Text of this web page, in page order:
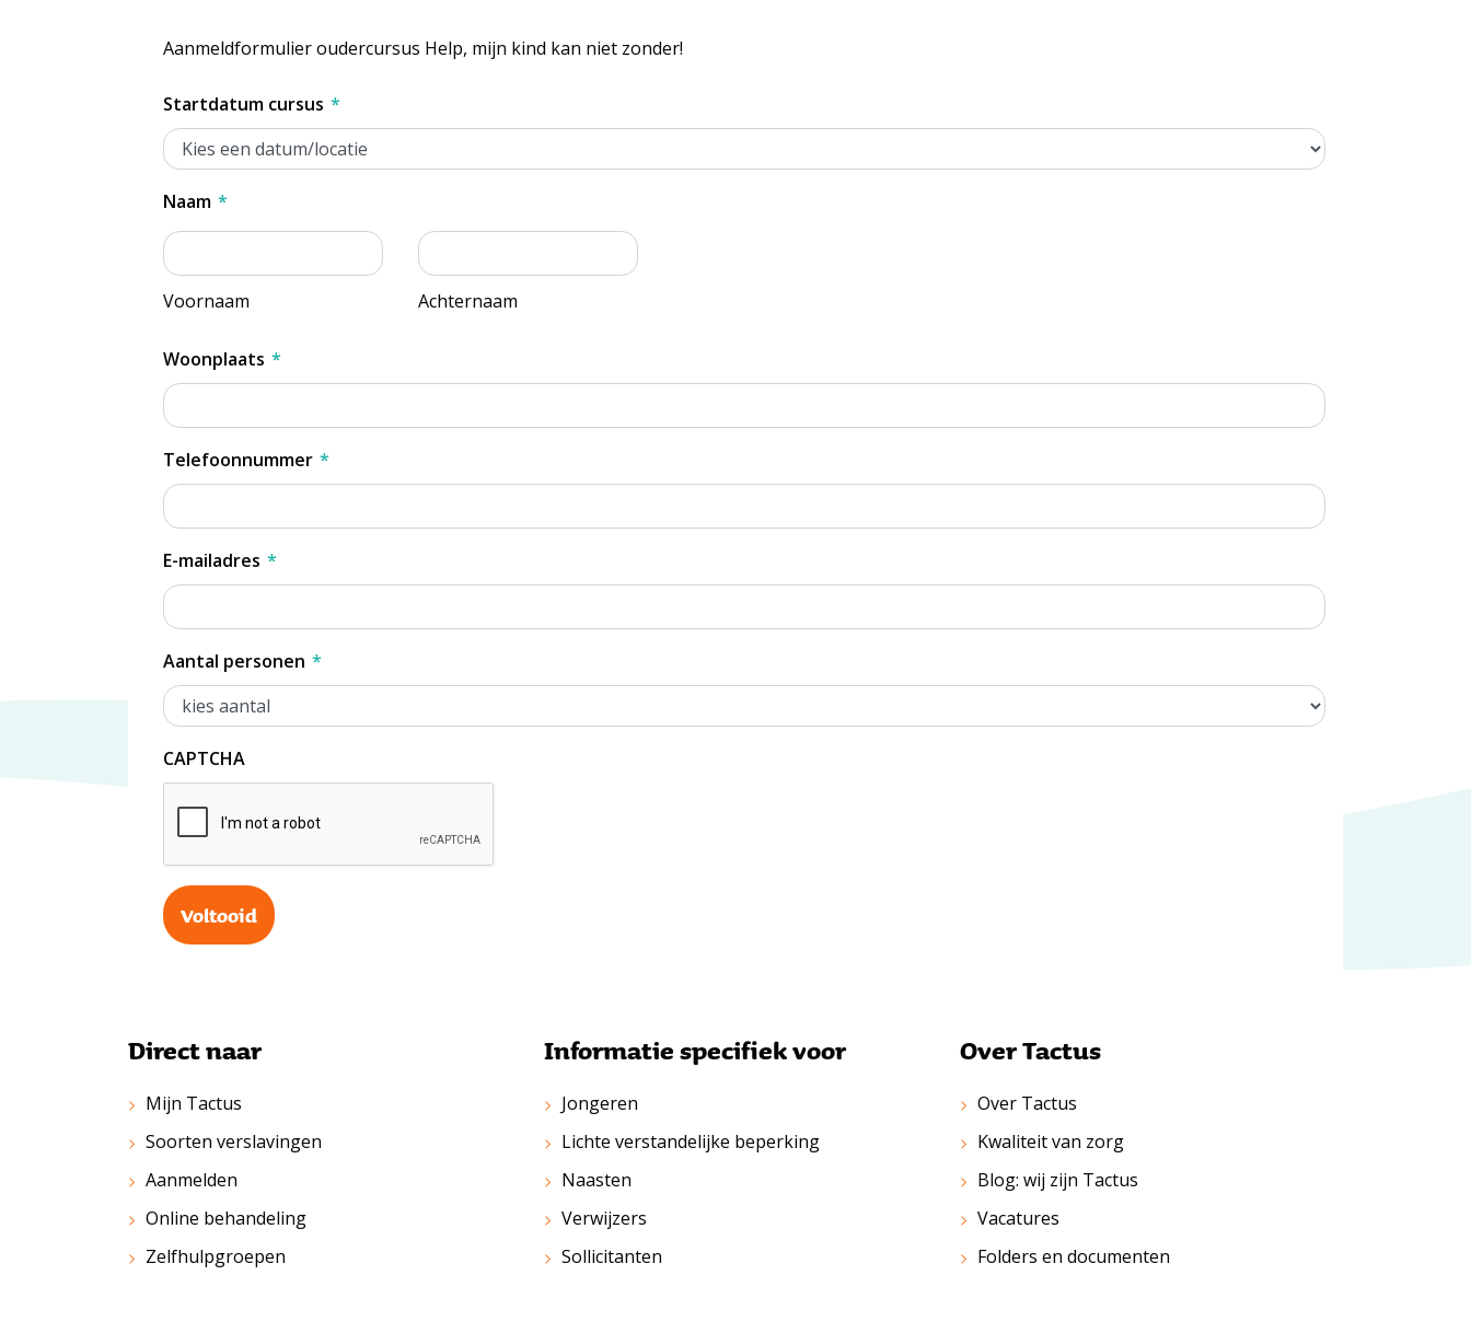
Aanmeldformulier oudercursus Help, mijn kind kan niet zonder!
Startdatum cursus *
Naam *
Voornaam Achternaam
Woonplaats *
Telefoonnummer *
E-mailadres *
Aantal personen *
CAPTCHA
Direct naar
Mijn Tactus
Soorten verslavingen
Aanmelden
Online behandeling
Zelfhulpgroepen
Informatie specifiek voor
Jongeren
Lichte verstandelijke beperking
Naasten
Verwijzers
Sollicitanten
Over Tactus
Over Tactus
Kwaliteit van zorg
Blog: wij zijn Tactus
Vacatures
Folders en documenten